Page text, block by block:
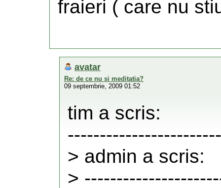
fraieri ( care nu
avatar
Re: de ce nu si meditatia?
09 septembrie, 2009 01:52
tim a scris:
> admin a scris:
>